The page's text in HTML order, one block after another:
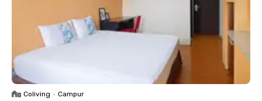
Coliving • Campur